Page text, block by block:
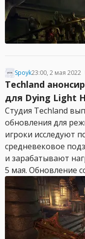
Spoyk23:00, 2 мая 2022
Techland
для Dying Light
Студия Techland
обновления для
игроки исследуют
средневековое
и зарабатывают
5 мая. Обновление